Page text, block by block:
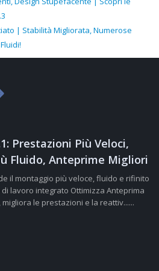
| Stabilità Migliorata, Numerose
Prestazioni Più Veloci,
Fluido, Anteprime Migliori
il montaggio più veloce, fluido e rifinito
lavoro integrato Ottimizza Anteprima
le prestazioni e la reattiv......